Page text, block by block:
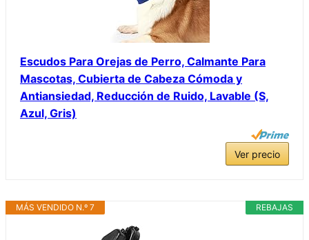
Escudos Para Orejas de Perro, Calmante Para
Mascotas, Cubierta de Cabeza Cómoda y
Antiansiedad, Reducción de Ruido, Lavable (S,
Azul, Gris)
Ver precio
REBAJAS
MÁS VENDIDO N.º 7